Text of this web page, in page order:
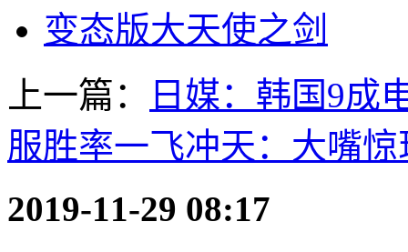
变态版大天使之剑
上一篇：
日媒：韩国9成
服胜率一飞冲天：大嘴
2019-11-29 08:17